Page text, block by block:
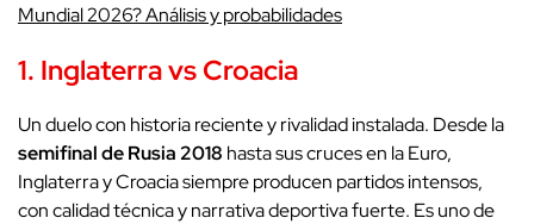
Mundial 2026? Análisis y probabilidades
1. Inglaterra vs Croacia
Un duelo con historia reciente y rivalidad instalada. Desde la
semifinal de Rusia 2018 hasta sus cruces en la Euro,
Inglaterra y Croacia siempre producen partidos intensos,
con calidad técnica y narrativa deportiva fuerte. Es uno de